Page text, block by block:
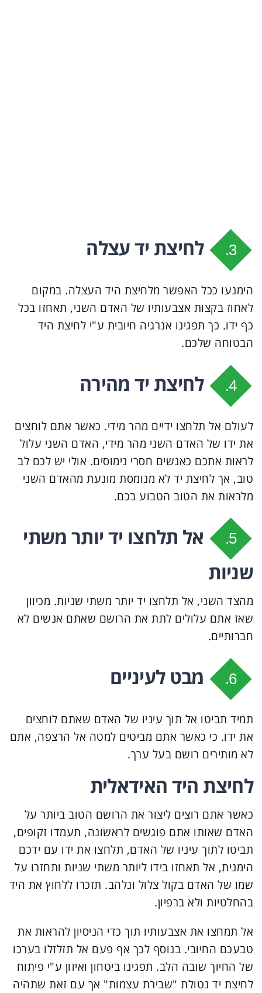
3. לחיצת יד עצלה
הימנעו ככל האפשר מלחיצת היד העצלה. במקום
לאחוז בקצות אצבעותיו של האדם השני, תאחזו בכל
כף ידו. כך תפגינו אנרגיה חיובית ע"י לחיצת היד
הבטוחה שלכם.
4. לחיצת יד מהירה
לעולם אל תלחצו ידיים מהר מידי. כאשר אתם לוחצים
את ידו של האדם השני מהר מידי, האדם השני עלול
לראות אתכם כאנשים חסרי נימוסים. אולי יש לכם לב
טוב, אך לחיצת יד לא מנומסת מונעת מהאדם השני
מלראות את הטוב הטבוע בכם.
5.
אל תלחצו יד יותר משתי
שניות
מהצד השני, אל תלחצו יד יותר משתי שניות. מכיוון
שאז אתם עלולים לתת את הרושם שאתם אנשים לא
חברותיים.
6. מבט לעיניים
תמיד תביטו אל תוך עיניו של האדם שאתם לוחצים
את ידו. כי כאשר אתם מביטים למטה אל הרצפה, אתם
לא מותירים רושם בעל ערך.
לחיצת היד האידאלית
כאשר אתם רוצים ליצור את הרושם הטוב ביותר על
האדם שאותו אתם פוגשים לראשונה, תעמדו זקופים,
תביטו לתוך עיניו של האדם, תלחצו את ידו עם ידכם
הימנית, אל תאחזו בידו ליותר משתי שניות ותחזרו על
שמו של האדם בקול צלול ונלהב. תזכרו ללחוץ את היד
בהחלטיות ולא ברפיון.
אל תמחצו את אצבעותיו תוך כדי הניסיון להראות את
טבעכם החיובי. בנוסף לכך אף פעם אל תזלזלו בערכו
של החיוך שובה הלב. תפגינו ביטחון ואיזון ע"י פיתוח
לחיצת יד נטולת "שבירת עצמות" אך עם זאת שתהיה